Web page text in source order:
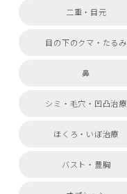
二重・目元
目の下のクマ・たるみ
鼻
シミ・毛穴・凹凸治療
ほくろ・いぼ治療
バスト・豊胸